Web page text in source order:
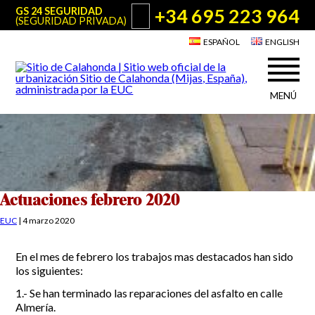
GS 24 SEGURIDAD
(SEGURIDAD PRIVADA)
+34 695 223 964
ESPAÑOL ENGLISH
MENÚ
Acerca de Sitio de Calahonda
Quiénes somos
Junta Directiva
Servicios de la EUC
Actas e Informes Anuales
Contactar
Actuaciones
Utilidades para Residentes y Visitantes
Transporte
El reciclado de nuestros residuos
Información sobre podas
Noticias
Teléfonos de interés
Sitio de Calahonda, Calle Monte Paraíso, 6, 29649 Mijas Costa.
Todos los derechos reservados. Diseño y desarrollo:Jesse Naylor
Actuaciones febrero 2020
EUC | 4 marzo 2020
En el mes de febrero los trabajos mas destacados han sido
los siguientes:
1.- Se han terminado las reparaciones del asfalto en calle
Almería.